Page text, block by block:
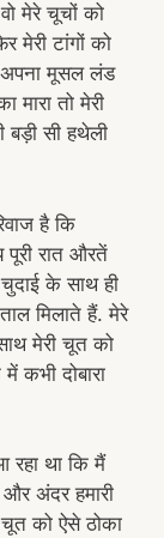
मेरे चूचों को
टांगों को
अपना मूसल लंड
मारा तो मेरी
सी हथेली
है कि
पूरी रात औरतें
के साथ ही
मिलाते हैं. मेरे
मेरी चूत को
कभी दोबारा
था कि मैं
अंदर हमारी
को ऐसे ठोका